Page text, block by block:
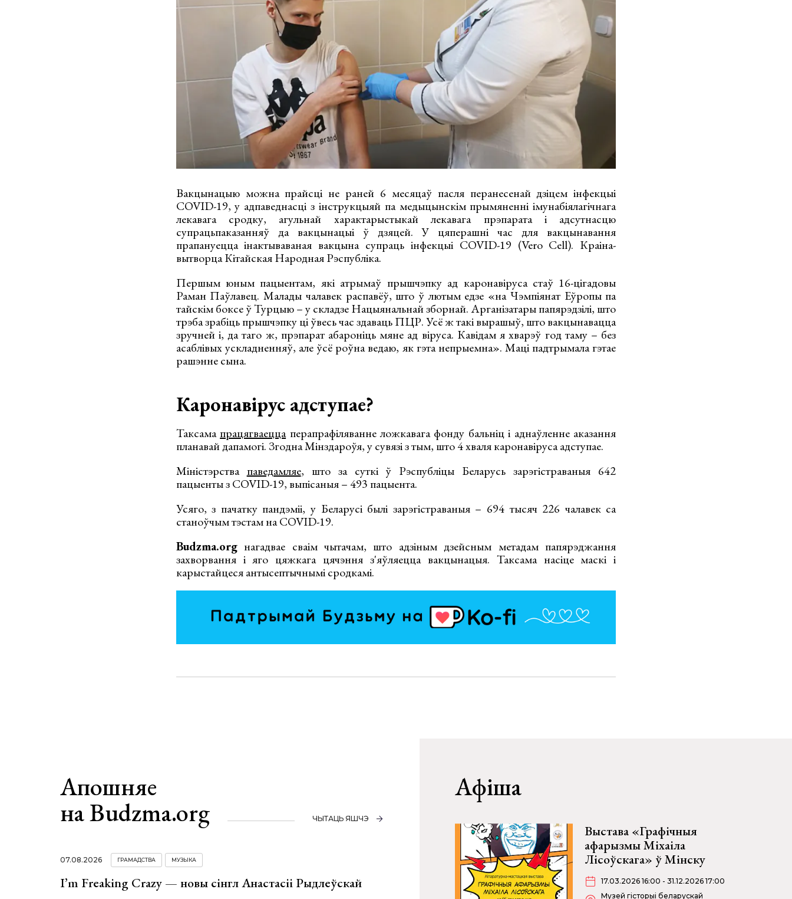
Вакцынацыю можна прайсці не раней 6 месяцаў пасля перанесенай дзіцем інфекцыі
COVID-19, у адпаведнасці з інструкцыяй па медыцынскім прымяненні імунабіялагічнага
лекавага сродку, агульнай характарыстыкай лекавага прэпарата і адсутнасцю
супрацьпаказанняў да вакцынацыі ў дзяцей. У цяперашні час для вакцынавання
прапануецца інактываваная вакцына супраць інфекцыі COVID-19 (Vero Cell). Краіна-
вытворца Кітайская Народная Рэспубліка.
Першым юным пацыентам, які атрымаў прышчэпку ад каронавіруса стаў 16-цігадовы
Раман Паўлавец. Малады чалавек распавёў, што ў лютым едзе «на Чэмпіянат Еўропы па
тайскім боксе ў Турцыю – у складзе Нацыянальнай зборнай. Арганізатары папярэдзілі, што
трэба зрабіць прышчэпку ці ўвесь час здаваць ПЦР. Усё ж такі вырашыў, што вакцынавацца
зручней і, да таго ж, прэпарат абароніць мяне ад віруса. Кавідам я хварэў год таму – без
асаблівых ускладненняў, але ўсё роўна ведаю, як гэта непрыемна». Маці падтрымала гэтае
рашэнне сына.
Каронавірус адступае?
Таксама працягваеццаперапрафіляванне ложкавага фонду бальніц і аднаўленне аказання
планавай дапамогі. Згодна Мінздароўя, у сувязі з тым, што 4 хваля каронавіруса адступае.
Міністэрства паведамляе, што за суткі ў Рэспубліцы Беларусь зарэгістраваныя 642
пацыенты з COVID-19, выпісаныя – 493 пацыента.
Усяго, з пачатку пандэміі, у Беларусі былі зарэгістраваныя – 694 тысяч 226 чалавек са
станоўчым тэстам на COVID-19.
Budzma.orgнагадвае сваім чытачам, што адзіным дзейсным метадам папярэджання
захворвання і яго цяжкага цячэння з'яўляецца вакцынацыя. Таксама насіце маскі і
карыстайцеся антысептычнымі сродкамі.
Апошняе
на Budzma.org
ЧЫТАЦЬ ЯШЧЭ
07.08.2026 ГРАМАДСТВА МУЗЫКА
I’m Freaking Crazy — новы сінгл Анастасіі Рыдлеўскай
Афіша
Выстава «Графічныя
афарызмы Міхаіла
Лісоўскага» ў Мінску
17.03.2026 16:00 - 31.12.2026 17:00
Музей гісторыі беларускай